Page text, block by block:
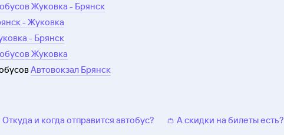
Жуковка - Брянск
- Жуковка
- Брянск
Жуковка
Автовокзал Брянск
Откуда и когда отправится автобус?
👛 А скидки на билеты есть?